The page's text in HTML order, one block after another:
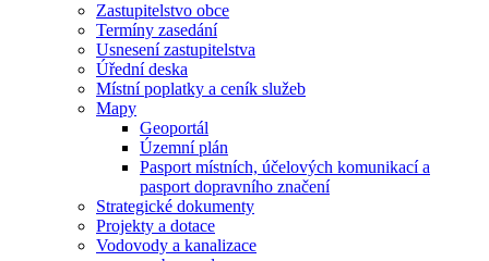
Zastupitelstvo obce
Termíny zasedání
Usnesení zastupitelstva
Úřední deska
Místní poplatky a ceník služeb
Mapy
Geoportál
Územní plán
Pasport místních, účelových komunikací a
pasport dopravního značení
Strategické dokumenty
Projekty a dotace
Vodovody a kanalizace